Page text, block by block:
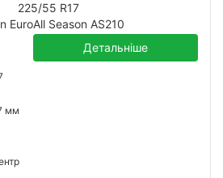
225/55 R17
EuroAll Season AS210
Детальніше
мм